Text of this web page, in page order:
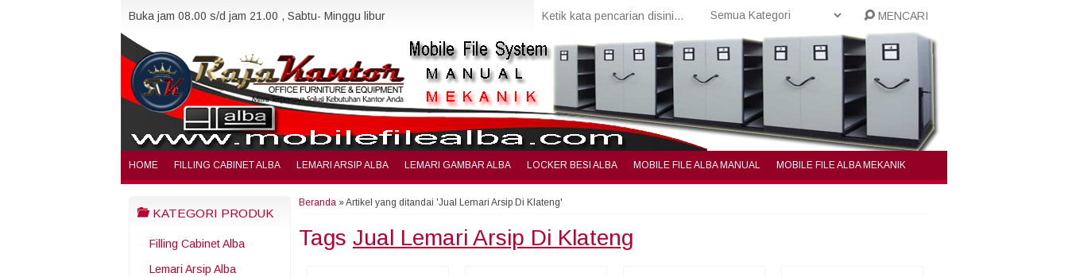
Buka jam 08.00 s/d jam 21.00 , Sabtu- Minggu libur MENCARI
HOME FILLING CABINET ALBA LEMARI ARSIP ALBA LEMARI GAMBAR ALBA LOCKER BESI ALBA MOBILE FILE ALBA MANUAL MOBILE FILE ALBA MEKANIK
KATEGORI PRODUK
Filling Cabinet Alba
Lemari Arsip Alba
Beranda »Artikel yang ditandai 'Jual Lemari Arsip Di Klateng'
Tags Jual Lemari Arsip Di Klateng